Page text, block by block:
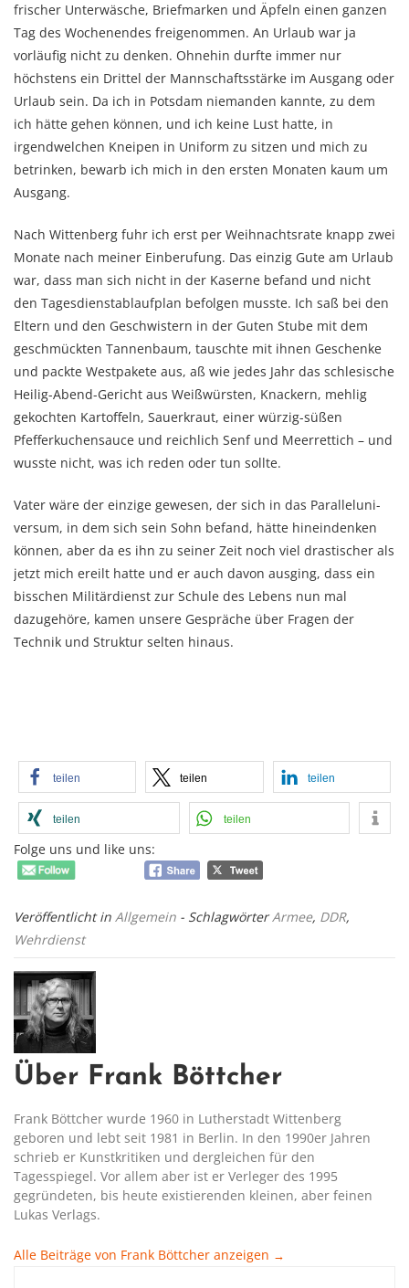
frischer Unterwäsche, Briefmarken und Äpfeln einen ganzen
Tag des Wochenendes freigenom­men. An Urlaub war ja
vorläufig nicht zu denken. Ohnehin durfte immer nur
höchstens ein Drittel der Mann­schafts­stärke im Ausgang oder
Urlaub sein. Da ich in Potsdam niemanden kannte, zu dem
ich hätte gehen können, und ich keine Lust hatte, in
irgendwelchen Kneipen in Uniform zu sitzen und mich zu
betrinken, be­warb ich mich in den ersten Monaten kaum um
Ausgang.
Nach Wittenberg fuhr ich erst per Weih­nachtsrate knapp zwei
Monate nach meiner Ein­berufung. Das einzig Gute am Urlaub
war, dass man sich nicht in der Kaserne befand und nicht
den Tagesdienstablaufplan befolgen musste. Ich saß bei den
Eltern und den Ge­schwistern in der Guten Stube mit dem
geschmückten Tannenbaum, tauschte mit ihnen Geschenke
und packte Westpakete aus, aß wie jedes Jahr das schle­sische
Heilig-Abend-Gericht aus Weißwürsten, Knackern, mehlig
gekochten Kartoffeln, Sauer­kraut, einer würzig-süßen
Pfefferkuchensauce und reichlich Senf und Meerrettich – und
wusste nicht, was ich reden oder tun sollte.
Vater wäre der einzige gewesen, der sich in das Paral­lel­uni­
ver­sum, in dem sich sein Sohn befand, hätte hinein­den­ken
können, aber da es ihn zu sei­ner Zeit noch viel dra­stischer als
jetzt mich ereilt hatte und er auch davon ausging, dass ein
bisschen Mili­tär­dienst zur Schule des Lebens nun mal
dazugehöre, kamen unsere Gespräche über Fragen der
Technik und Struktur selten hinaus.
teilen teilen teilen
teilen teilen
Folge uns und like uns:
Veröffentlicht in Allgemein - SchlagwörterArmee, DDR,
Wehrdienst
Über Frank Böttcher
Frank Böttcher wurde 1960 in Lutherstadt Wittenberg
geboren und lebt seit 1981 in Berlin. In den 1990er Jahren
schrieb er Kunstkritiken und dergleichen für den
Tagesspiegel. Vor allem aber ist er Verleger des 1995
gegründeten, bis heute existierenden kleinen, aber feinen
Lukas Verlags.
Alle Beiträge von Frank Böttcher anzeigen →